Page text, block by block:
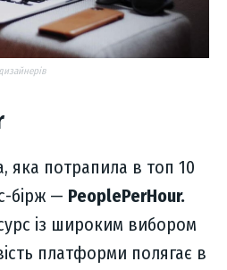
потрапила в топ 10
бірж — PeoplePerHour.
із широким вибором
платформи полягає в